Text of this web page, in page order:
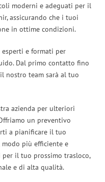
moderni e adeguati per il
assicurando che i tuoi
in ottime condizioni.
e formati per
Dal primo contatto fino
nostro team sarà al tuo
azienda per ulteriori
un preventivo
a pianificare il tuo
modo più efficiente e
il tuo prossimo trasloco,
e di alta qualità.